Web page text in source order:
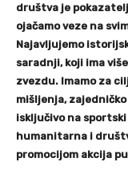
društva je
ojačamo veze na
Najavljujemo
saradnji, koji ima
zvezdu. Imamo za
mišljenja,
isključivo na
humanitarna i
promocijom akcija